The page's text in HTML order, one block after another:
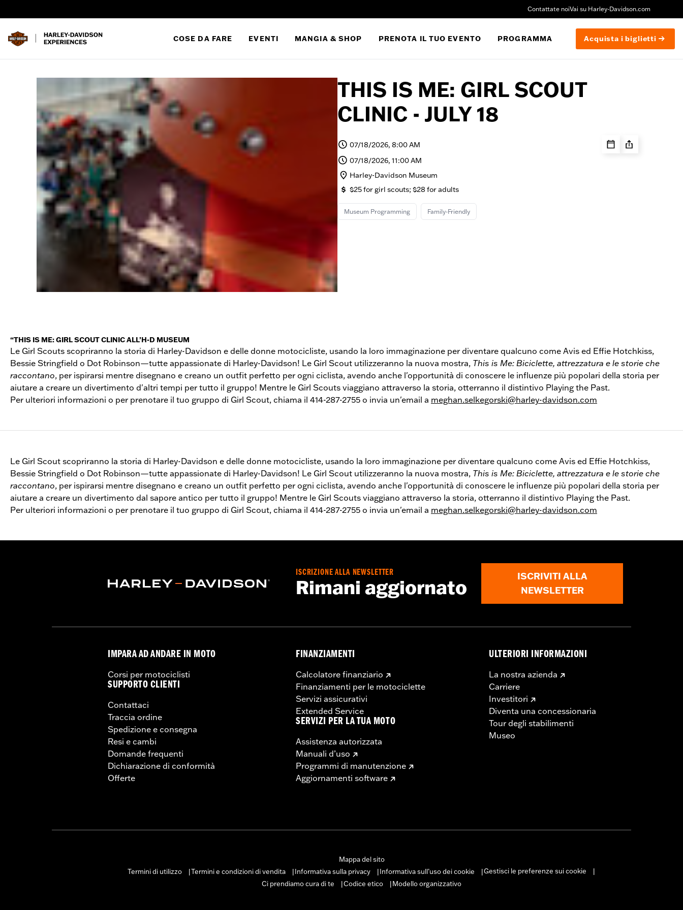
Contattate noiVai su Harley-Davidson.com
COSE DA FARE EVENTI MANGIA & SHOP PRENOTA IL TUO EVENTO PROGRAMMA Acquista i biglietti
THIS IS ME: GIRL SCOUT
CLINIC - JULY 18
07/18/2026, 8:00 AM
07/18/2026, 11:00 AM
Harley-Davidson Museum
$25 for girl scouts; $28 for adults
Museum Programming Family-Friendly
“THIS IS ME: GIRL SCOUT CLINIC ALL’H-D MUSEUM
Le Girl Scouts scopriranno la storia di Harley-Davidson e delle donne motocicliste, usando la loro immaginazione per diventare qualcuno come Avis ed Effie Hotchkiss,
Bessie Stringfield o Dot Robinson—tutte appassionate di Harley-Davidson! Le Girl Scout utilizzeranno la nuova mostra, This is Me: Biciclette, attrezzatura e le storie che
raccontano, per ispirarsi mentre disegnano e creano un outfit perfetto per ogni ciclista, avendo anche l'opportunità di conoscere le influenze più popolari della storia per
aiutare a creare un divertimento d'altri tempi per tutto il gruppo! Mentre le Girl Scouts viaggiano attraverso la storia, otterranno il distintivo Playing the Past.
Per ulteriori informazioni o per prenotare il tuo gruppo di Girl Scout, chiama il 414-287-2755 o invia un'email a meghan.selkegorski@harley-davidson.com
Le Girl Scout scopriranno la storia di Harley-Davidson e delle donne motocicliste, usando la loro immaginazione per diventare qualcuno come Avis ed Effie Hotchkiss,
Bessie Stringfield o Dot Robinson—tutte appassionate di Harley-Davidson! Le Girl Scout utilizzeranno la nuova mostra, This is Me: Biciclette, attrezzatura e le storie che
raccontano, per ispirarsi mentre disegnano e creano un outfit perfetto per ogni ciclista, avendo anche l'opportunità di conoscere le influenze più popolari della storia per
aiutare a creare un divertimento dal sapore antico per tutto il gruppo! Mentre le Girl Scouts viaggiano attraverso la storia, otterranno il distintivo Playing the Past.
Per ulteriori informazioni o per prenotare il tuo gruppo di Girl Scout, chiama il 414-287-2755 o invia un'email a meghan.selkegorski@harley-davidson.com
ISCRIZIONE ALLA NEWSLETTER
Rimani aggiornato
ISCRIVITI ALLA
NEWSLETTER
IMPARA AD ANDARE IN MOTO
Corsi per motociclisti
SUPPORTO CLIENTI
Contattaci
Traccia ordine
Spedizione e consegna
Resi e cambi
Domande frequenti
Dichiarazione di conformità
Offerte
FINANZIAMENTI
Calcolatore finanziario
Finanziamenti per le motociclette
Servizi assicurativi
Extended Service
SERVIZI PER LA TUA MOTO
Assistenza autorizzata
Manuali d’uso
Programmi di manutenzione
Aggiornamenti software
ULTERIORI INFORMAZIONI
La nostra azienda
Carriere
Investitori
Diventa una concessionaria
Tour degli stabilimenti
Museo
Mappa del sito
Termini di utilizzo
Termini e condizioni di vendita Informativa sulla privacy Informativa sull’uso dei cookie Gestisci le preferenze sui cookie
Ci prendiamo cura di te
Codice etico Modello organizzativo